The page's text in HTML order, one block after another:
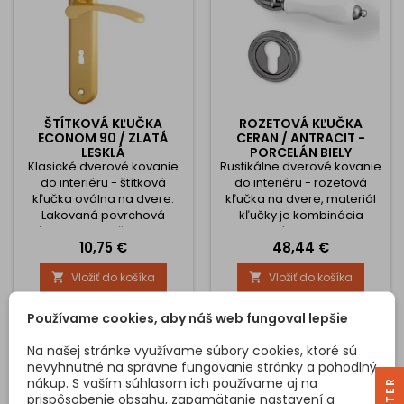
ŠTÍTKOVÁ KĽUČKA
ECONOM 90 / ZLATÁ
LESKLÁ
Klasické dverové kovanie
do interiéru - štítková
kľučka oválna na dvere.
Lakovaná povrchová
úprava. Rozteč 90 mm.
Kľučka je spojená so
štítom. Bez vratnej pružiny a
tŕňov proti pootočeniu. Štíty
sú priskrutkované skrutkami
zhora na dvere. Súčasťou
balenia je materiál na
montáž kľučky. Trieda
používania kľučky je podľa
výrobcu nižšia, to môžu
byť...
Cena
10,75 €
 Vložiť do košíka
ROZETOVÁ KĽUČKA
CERAN / ANTRACIT -
PORCELÁN BIELY
Rustikálne dverové kovanie
do interiéru - rozetová
kľučka na dvere, materiál
kľučky je kombinácia
zinkového odliatku s
bronzovou povrchovou
úpravou a následným
patinovaním - táto
povrchová úprava je ručná
práca, preto má každá
kľučka nádhernú osobitú
kresbu, ktorá nebude na
jednotlivých kusoch úplne
rovnaká. vzhľad dotvára
biela porcelánová kľučka.
Cena
48,44 €
 Vložiť do košíka
Používame cookies, aby náš web fungoval lepšie
Na našej stránke využívame súbory cookies, ktoré sú
nevyhnutné na správne fungovanie stránky a pohodlný
nákup. S vaším súhlasom ich používame aj na
prispôsobenie obsahu, zapamätanie nastavení a